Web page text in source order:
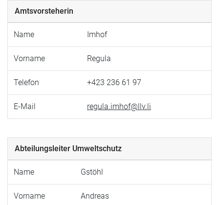
Amtsvorsteherin
Name Imhof
Vorname Regula
Telefon +423 236 61 97
E-Mail regula.imhof@llv.li
Abteilungsleiter Umweltschutz
Name Gstöhl
Vorname Andreas